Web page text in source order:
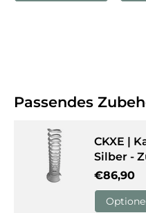
Passendes
CKXE |
Silber -
€86,90